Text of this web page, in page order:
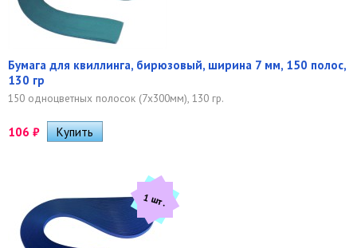
Бумага для квиллинга, бирюзовый, ширина 7 мм, 150 полос,
130 гр
150 одноцветных полосок (7х300мм), 130 гр.
106 ₽
1 шт.